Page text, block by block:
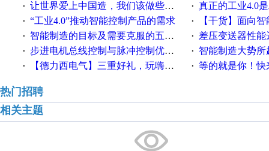
· 让世界爱上中国造，我们该做些什么 · 真正的工业4.0
· “工业4.0”推动智能控制产品的需求 · 【干货】面向
· 智能制造的目标及需要克服的五个障碍 · 差压变送器性能达
· 步进电机总线控制与脉冲控制优缺点 · 智能制造大势所趋
· 【德力西电气】三重好礼，玩嗨夏日！ · 等的就是你！快来
热门招聘
相关主题